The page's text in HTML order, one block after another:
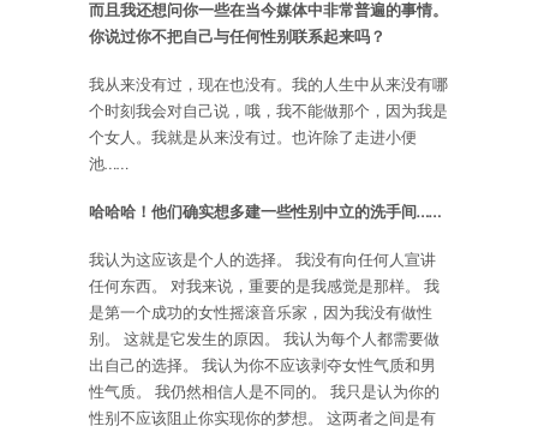
而且我还想问你一些在当今媒体中非常普遍的事情。
你说过你不把自己与任何性别联系起来吗？
我从来没有过，现在也没有。我的人生中从来没有哪
个时刻我会对自己说，哦，我不能做那个，因为我是
个女人。我就是从来没有过。也许除了走进小便
池……
哈哈哈！他们确实想多建一些性别中立的洗手间……
我认为这应该是个人的选择。 我没有向任何人宣讲
任何东西。 对我来说，重要的是我感觉是那样。 我
是第一个成功的女性摇滚音乐家，因为我没有做性
别。 这就是它发生的原因。 我认为每个人都需要做
出自己的选择。 我认为你不应该剥夺女性气质和男
性气质。 我仍然相信人是不同的。 我只是认为你的
性别不应该阻止你实现你的梦想。 这两者之间是有